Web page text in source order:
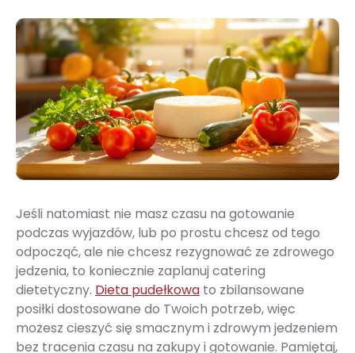
Jeśli natomiast nie masz czasu na gotowanie
podczas wyjazdów, lub po prostu chcesz od tego
odpocząć, ale nie chcesz rezygnować ze zdrowego
jedzenia, to koniecznie zaplanuj catering
dietetyczny. Dieta pudełkowa to zbilansowane
posiłki dostosowane do Twoich potrzeb, więc
możesz cieszyć się smacznym i zdrowym jedzeniem
bez tracenia czasu na zakupy i gotowanie. Pamiętaj,